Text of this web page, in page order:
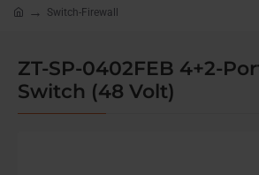
ZT-SP-0402FEB 4+2-
Switch (48 Volt)
Switch-Firewall